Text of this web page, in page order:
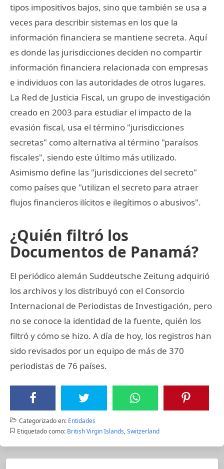
tipos impositivos bajos, sino que también se usa a
veces para describir sistemas en los que la
información financiera se mantiene secreta. Aquí
es donde las jurisdicciones deciden no compartir
información financiera relacionada con empresas
e individuos con las autoridades de otros lugares.
La Red de Justicia Fiscal, un grupo de investigación
creado en 2003 para estudiar el impacto de la
evasión fiscal, usa el término "jurisdicciones
secretas" como alternativa al término "paraísos
fiscales", siendo este último más utilizado.
Asimismo define las "jurisdicciones del secreto"
como países que "utilizan el secreto para atraer
flujos financieros ilícitos e ilegítimos o abusivos".
¿Quién filtró los
Documentos de Panamá?
El periódico alemán Suddeutsche Zeitung adquirió
los archivos y los distribuyó con el Consorcio
Internacional de Periodistas de Investigación, pero
no se conoce la identidad de la fuente, quién los
filtró y cómo se hizo. A día de hoy, los registros han
sido revisados por un equipo de más de 370
periodistas de 76 países.
Categorizado en: Entidades
Etiquetado como: British Virgin Islands,Switzerland